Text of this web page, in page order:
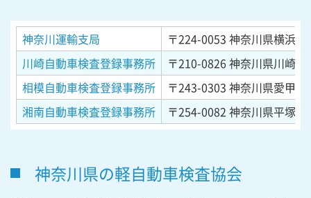
神奈川運輸支局 〒224-0053 神奈川県横浜
川崎自動車検査登録事務所
〒210-0826神奈川県川崎
相模自動車検査登録事務所
〒243-0303 神奈川県愛甲
湘南自動車検査登録事務所
〒254-0082 神奈川県平塚
神奈川県の軽自動車検査協会